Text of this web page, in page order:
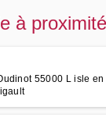
à
55000 L isle